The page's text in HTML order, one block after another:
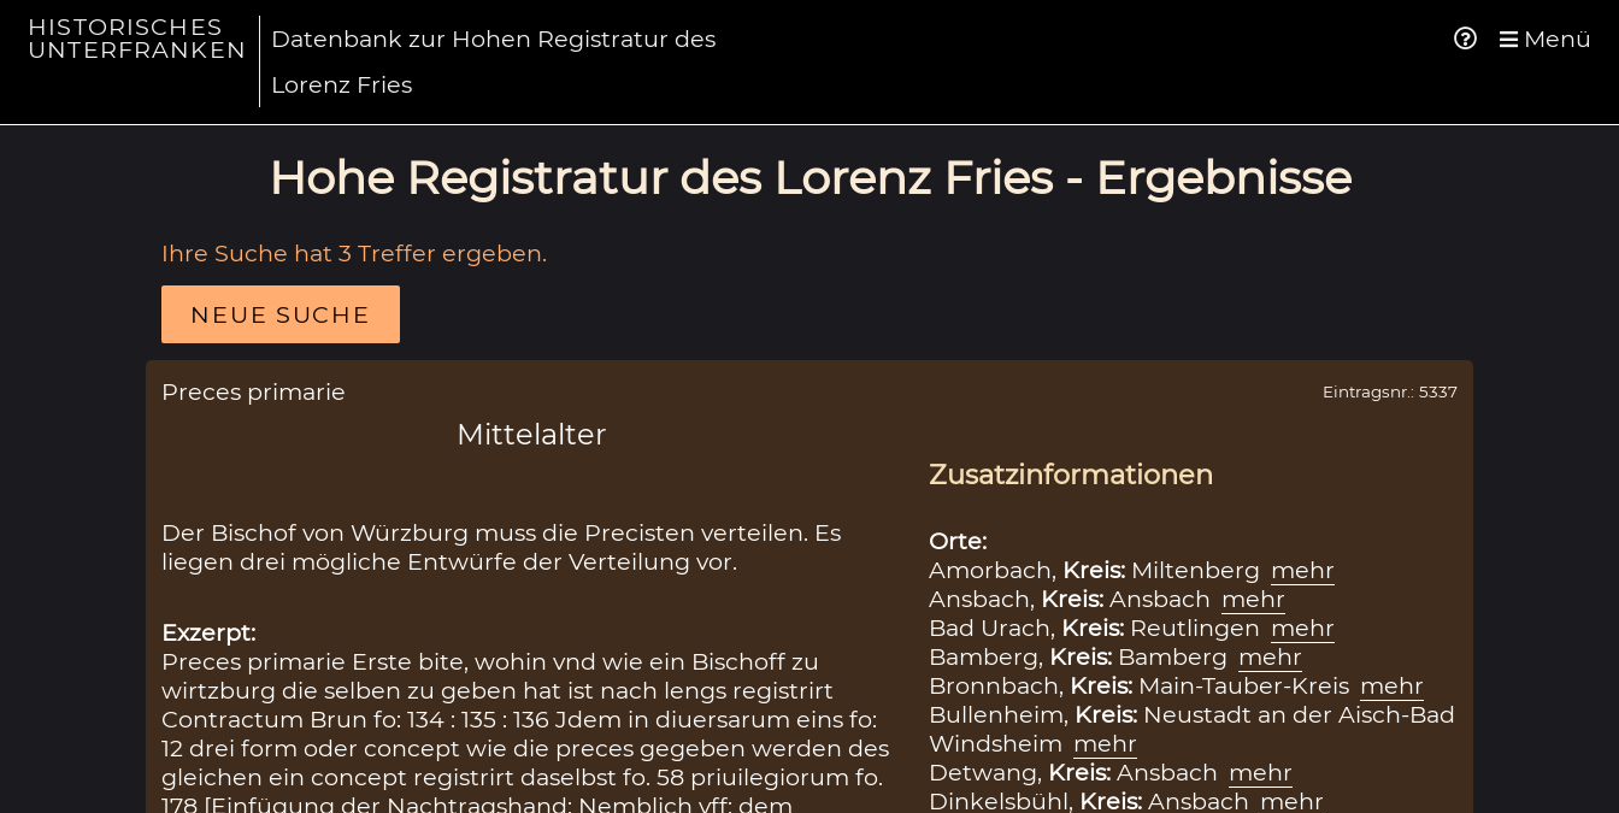
HISTORISCHES
UNTERFRANKEN
Datenbank zur Hohen Registratur des
Lorenz Fries
Menü
Hohe Registratur des Lorenz Fries - Ergebnisse
Ihre Suche hat 3 Treffer ergeben.
NEUE SUCHE
Preces primarie
Mittelalter
Der Bischof von Würzburg muss die Precisten verteilen. Es
liegen drei mögliche Entwürfe der Verteilung vor.
Exzerpt:
Preces primarie Erste bite, wohin vnd wie ein Bischoff zu
wirtzburg die selben zu geben hat ist nach lengs registrirt
Contractum Brun fo: 134 : 135 : 136 Jdem in diuersarum eins fo:
12 drei form oder concept wie die preces gegeben werden des
gleichen ein concept registrirt daselbst fo. 58 priuilegiorum fo.
178 [Einfügung der Nachtragshand: Nemblich vff: dem
Eintragsnr.: 5337
Zusatzinformationen
Orte:
Amorbach, Kreis: Miltenberg mehr
Ansbach, Kreis: Ansbach mehr
Bad Urach, Kreis: Reutlingen mehr
Bamberg, Kreis: Bamberg mehr
Bronnbach, Kreis: Main-Tauber-Kreis mehr
Bullenheim, Kreis: Neustadt an der Aisch-Bad
Windsheim mehr
Detwang, Kreis: Ansbach mehr
Dinkelsbühl, Kreis: Ansbach mehr